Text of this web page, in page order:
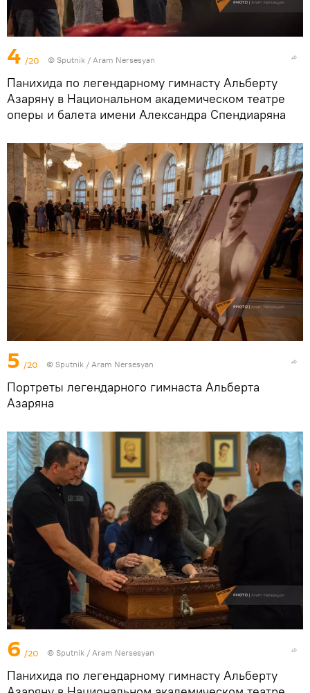
4 /20 © Sputnik / Aram Nersesyan
Панихида по легендарному гимнасту Альберту
Азаряну в Национальном академическом театре
оперы и балета имени Александра Спендиаряна
5 /20 © Sputnik / Aram Nersesyan
Портреты легендарного гимнаста Альберта
Азаряна
6 /20 © Sputnik / Aram Nersesyan
Панихида по легендарному гимнасту Альберту